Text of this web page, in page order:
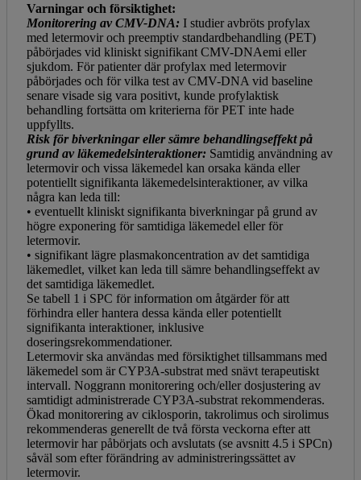
Varningar och försiktighet:
Monitorering av CMV-DNA: I studier avbröts profylax
med letermovir och preemptiv standardbehandling (PET)
påbörjades vid kliniskt signifikant CMV-DNAemi eller
sjukdom. För patienter där profylax med letermovir
påbörjades och för vilka test av CMV-DNA vid baseline
senare visade sig vara positivt, kunde profylaktisk
behandling fortsätta om kriterierna för PET inte hade
uppfyllts.
Risk för biverkningar eller sämre behandlingseffekt på
grund av läkemedelsinteraktioner: Samtidig användning av
letermovir och vissa läkemedel kan orsaka kända eller
potentiellt signifikanta läkemedelsinteraktioner, av vilka
några kan leda till:
• eventuellt kliniskt signifikanta biverkningar på grund av
högre exponering för samtidiga läkemedel eller för
letermovir.
• signifikant lägre plasmakoncentration av det samtidiga
läkemedlet, vilket kan leda till sämre behandlingseffekt av
det samtidiga läkemedlet.
Se tabell 1 i SPC för information om åtgärder för att
förhindra eller hantera dessa kända eller potentiellt
signifikanta interaktioner, inklusive
doseringsrekommendationer.
Letermovir ska användas med försiktighet tillsammans med
läkemedel som är CYP3A‑substrat med snävt terapeutiskt
intervall. Noggrann monitorering och/eller dosjustering av
samtidigt administrerade CYP3A‑substrat rekommenderas.
Ökad monitorering av ciklosporin, takrolimus och sirolimus
rekommenderas generellt de två första veckorna efter att
letermovir har påbörjats och avslutats (se avsnitt 4.5 i SPCn)
såväl som efter förändring av administreringssättet av
letermovir.